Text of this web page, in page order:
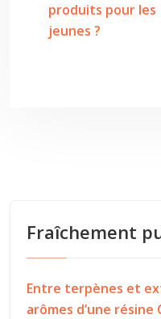
produits pour les
jeunes ?
Fraîchement
Entre terpènes et
arômes d’une résine